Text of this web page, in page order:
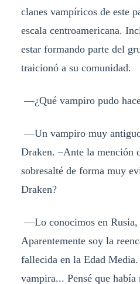
clanes vampíricos de este
escala centroamericana.
estar formando parte del
traicionó a su comunidad.
—¿Qué vampiro pudo
—Un vampiro muy
Draken. –Ante la mención
sobresalté de forma muy
Draken?
—Lo conocimos en
Aparentemente soy la
fallecida en la Edad
vampira... Pensé que había